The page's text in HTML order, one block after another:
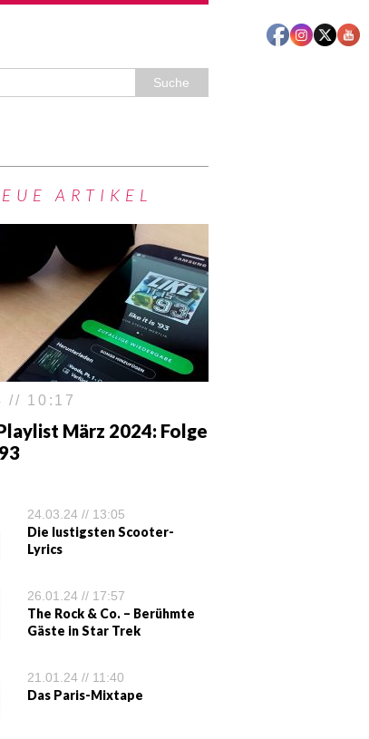
ARTIKEL
// 10:17
März 2024: Folge
24.03.24 // 13:05
Die lustigsten Scooter-
Lyrics
26.01.24 // 17:57
The Rock & Co. – Berühmte
Gäste in Star Trek
21.01.24 // 11:40
Das Paris-Mixtape